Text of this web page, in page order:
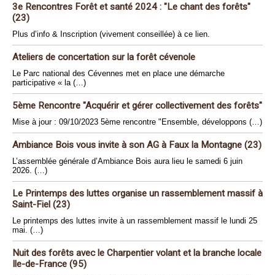
3e Rencontres Forêt et santé 2024 : "Le chant des forêts"
(23)
Plus d’info & Inscription (vivement conseillée) à ce lien.
Ateliers de concertation sur la forêt cévenole
Le Parc national des Cévennes met en place une démarche
participative « la (…)
5ème Rencontre "Acquérir et gérer collectivement des forêts"
Mise à jour : 09/10/2023 5ème rencontre "Ensemble, développons (…)
Ambiance Bois vous invite à son AG à Faux la Montagne (23)
L’assemblée générale d’Ambiance Bois aura lieu le samedi 6 juin
2026. (…)
Le Printemps des luttes organise un rassemblement massif à
Saint-Fiel (23)
Le printemps des luttes invite à un rassemblement massif le lundi 25
mai. (…)
Nuit des forêts avec le Charpentier volant et la branche locale
Ile-de-France (95)